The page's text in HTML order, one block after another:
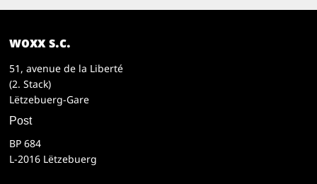
woxx s.c.
51, avenue de la Liberté
(2. Stack)
Lëtzebuerg-Gare
Post
BP 684
L-2016 Lëtzebuerg